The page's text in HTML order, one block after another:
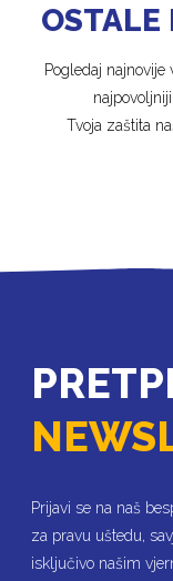
OSTALE
Pogledaj
Tvoja zaštita
Prijavi se na naš
za pravu uštedu,
isključivo našim